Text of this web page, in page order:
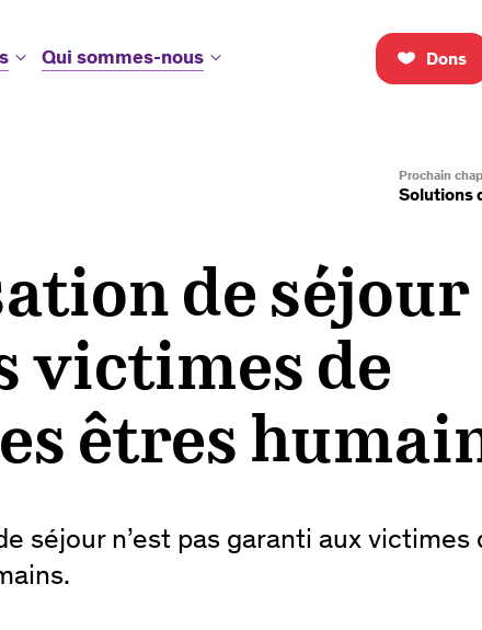
Dons
Qui sommes-nous
Prochain
Solutions
de séjour
victimes de
êtres
séjour n’est pas garanti aux victimes